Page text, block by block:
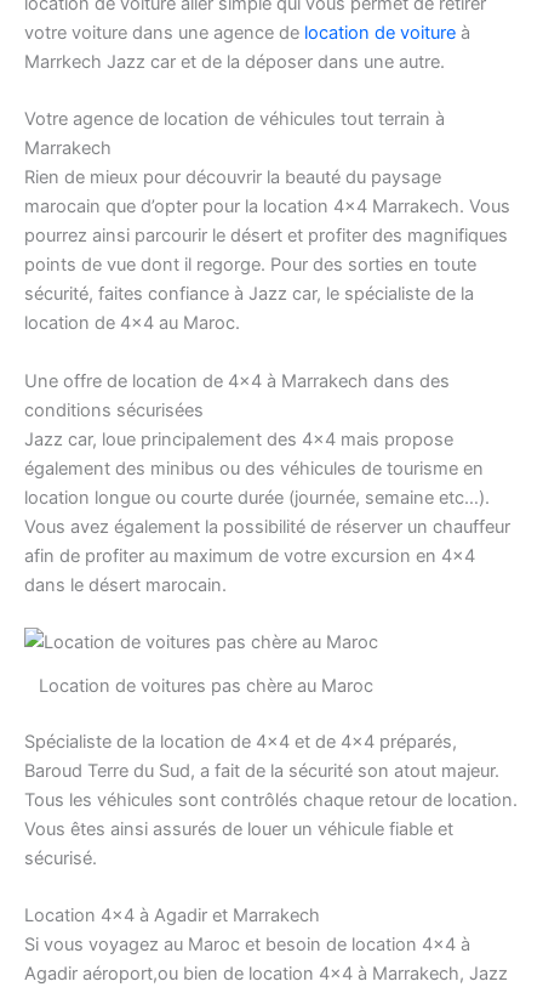
votre voiture dans une agence de location de voiture à
Marrkech Jazz car et de la déposer dans une autre.
Votre agence de location de véhicules tout terrain à
Marrakech
Rien de mieux pour découvrir la beauté du paysage
marocain que d’opter pour la location 4×4 Marrakech. Vous
pourrez ainsi parcourir le désert et profiter des magnifiques
points de vue dont il regorge. Pour des sorties en toute
sécurité, faites confiance à Jazz car, le spécialiste de la
location de 4×4 au Maroc.
Une offre de location de 4×4 à Marrakech dans des
conditions sécurisées
Jazz car, loue principalement des 4×4 mais propose
également des minibus ou des véhicules de tourisme en
location longue ou courte durée (journée, semaine etc…).
Vous avez également la possibilité de réserver un chauffeur
afin de profiter au maximum de votre excursion en 4×4
dans le désert marocain.
Location de voitures pas chère au Maroc
Spécialiste de la location de 4×4 et de 4×4 préparés,
Baroud Terre du Sud, a fait de la sécurité son atout majeur.
Tous les véhicules sont contrôlés chaque retour de location.
Vous êtes ainsi assurés de louer un véhicule fiable et
sécurisé.
Location 4×4 à Agadir et Marrakech
Si vous voyagez au Maroc et besoin de location 4×4 à
Agadir aéroport,ou bien de location 4×4 à Marrakech, Jazz